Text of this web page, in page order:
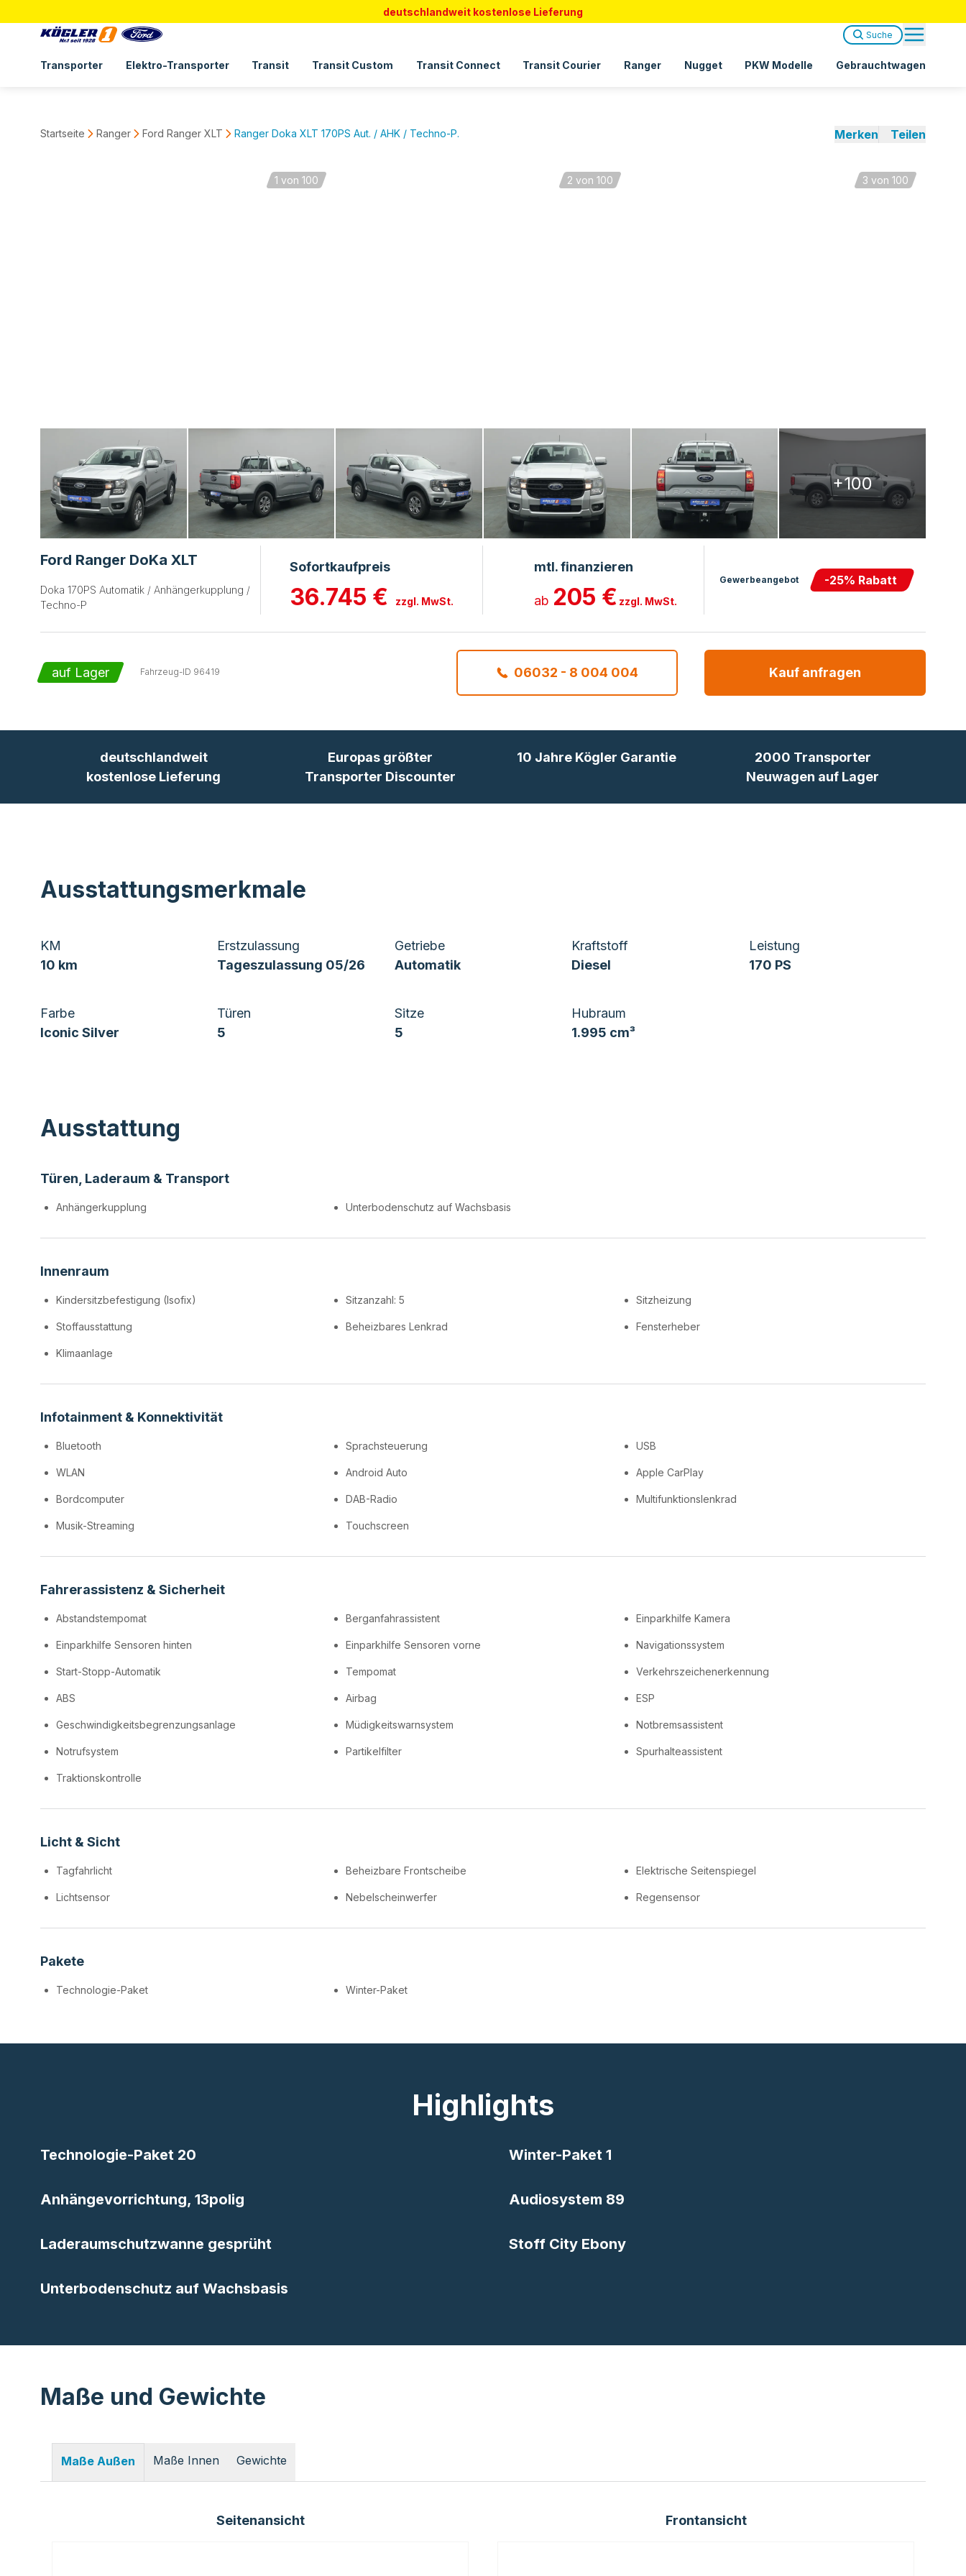
deutschlandweit kostenlose Lieferung
Transporter Elektro-Transporter Transit Transit Custom Transit Connect Transit Courier Ranger Nugget PKW Modelle Gebrauchtwagen
Suche
Startseite Ranger Ford Ranger XLT Ranger Doka XLT 170PS Aut. / AHK / Techno-P. Merken Teilen
2 von 100
1 von 100 3 von 100
+100
Ford Ranger DoKa XLT
Doka 170PS Automatik / Anhängerkupplung /
Techno-P
Sofortkaufpreis
36.745 € zzgl. MwSt.
mtl. finanzieren
ab 205 € zzgl. MwSt.
Gewerbeangebot -25% Rabatt
auf Lager Fahrzeug-ID 96419 06032 - 8 004 004 Kauf anfragen
deutschlandweit
kostenlose Lieferung
Europas größter
Transporter Discounter
10 Jahre Kögler Garantie
2000 Transporter
Neuwagen auf Lager
Ausstattungsmerkmale
KM
10 km
Erstzulassung
Tageszulassung 05/26
Getriebe
Automatik
Kraftstoff
Diesel
Leistung
170 PS
Farbe
Iconic Silver
Türen
5
Sitze
5
Hubraum
1.995 cm³
Ausstattung
Türen, Laderaum & Transport
Anhängerkupplung Unterbodenschutz auf Wachsbasis
Innenraum
Kindersitzbefestigung (Isofix) Sitzanzahl: 5 Sitzheizung
Stoffausstattung Beheizbares Lenkrad Fensterheber
Klimaanlage
Infotainment & Konnektivität
Bluetooth Sprachsteuerung USB
WLAN Android Auto Apple CarPlay
Bordcomputer DAB-Radio Multifunktionslenkrad
Musik-Streaming Touchscreen
Fahrerassistenz & Sicherheit
Abstandstempomat Berganfahrassistent Einparkhilfe Kamera
Einparkhilfe Sensoren hinten Einparkhilfe Sensoren vorne Navigationssystem
Start-Stopp-Automatik Tempomat Verkehrszeichenerkennung
ABS Airbag ESP
Geschwindigkeitsbegrenzungsanlage Müdigkeitswarnsystem Notbremsassistent
Notrufsystem Partikelfilter Spurhalteassistent
Traktionskontrolle
Licht & Sicht
Tagfahrlicht Beheizbare Frontscheibe Elektrische Seitenspiegel
Lichtsensor Nebelscheinwerfer Regensensor
Pakete
Technologie-Paket Winter-Paket
Highlights
Technologie-Paket 20 Winter-Paket 1
Anhängevorrichtung, 13polig Audiosystem 89
Laderaumschutzwanne gesprüht Stoff City Ebony
Unterbodenschutz auf Wachsbasis
Maße und Gewichte
Maße Außen Maße Innen Gewichte
Seitenansicht Frontansicht